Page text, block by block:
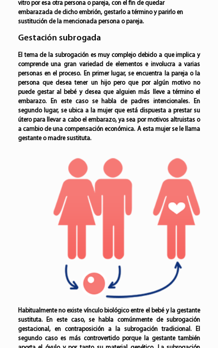
vitro por esa otra persona o pareja, con el fin de quedar
embarazada de dicho embrión, gestarlo a término y parirlo en
sustitución de la mencionada persona o pareja.
Gestación subrogada
El tema de la subrogación es muy complejo debido a que implica y
comprende una gran variedad de elementos e involucra a varias
personas en el proceso. En primer lugar, se encuentra la pareja o la
persona que desea tener un hijo pero que por algún motivo no
puede gestar al bebé y desea que alguien más lleve a término el
embarazo. En este caso se habla de padres intencionales. En
segundo lugar, se ubica a la mujer que está dispuesta a prestar su
útero para llevar a cabo el embarazo, ya sea por motivos altruistas o
a cambio de una compensación económica. A esta mujer se le llama
gestante o madre sustituta.
Habitualmente no existe vínculo biológico entre el bebé y la gestante
sustituta. En este caso, se habla comúnmente de subrogación
gestacional, en contraposición a la subrogación tradicional. El
segundo caso es más controvertido porque la gestante también